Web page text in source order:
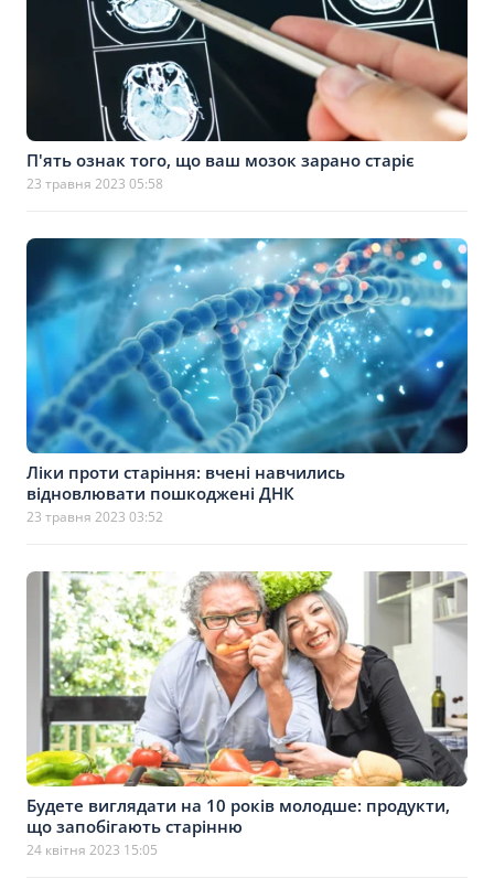
П'ять ознак того, що ваш мозок зарано старіє
23 травня 2023 05:58
Ліки проти старіння: вчені навчились
відновлювати пошкоджені ДНК
23 травня 2023 03:52
Будете виглядати на 10 років молодше: продукти,
що запобігають старінню
24 квітня 2023 15:05